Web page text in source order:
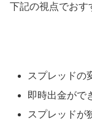
下記の視点でおす
スプレッドの
即時出金がで
スプレッドが